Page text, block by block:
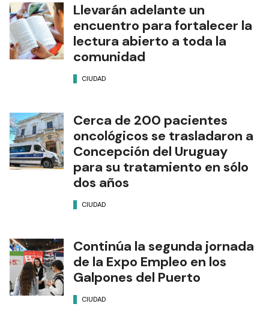
Llevarán adelante un
encuentro para fortalecer la
lectura abierto a toda la
comunidad
CIUDAD
Cerca de 200 pacientes
oncológicos se trasladaron a
Concepción del Uruguay
para su tratamiento en sólo
dos años
CIUDAD
Continúa la segunda jornada
de la Expo Empleo en los
Galpones del Puerto
CIUDAD